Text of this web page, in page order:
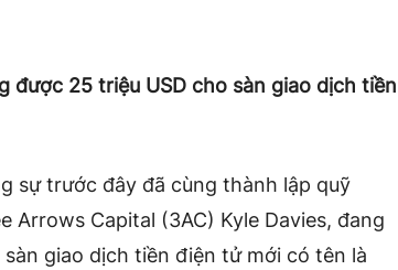
được 25 triệu USD cho sàn giao dịch tiền
sự trước đây đã cùng thành lập quỹ
Capital (3AC) Kyle Davies, đang
giao dịch tiền điện tử mới có tên là